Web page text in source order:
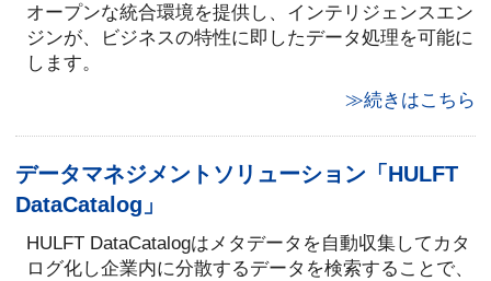
オープンな統合環境を提供し、インテリジェンスエン
ジンが、ビジネスの特性に即したデータ処理を可能に
します。
≫続きはこちら
データマネジメントソリューション「HULFT
DataCatalog」
HULFT DataCatalogはメタデータを自動収集してカタ
ログ化し企業内に分散するデータを検索することで、